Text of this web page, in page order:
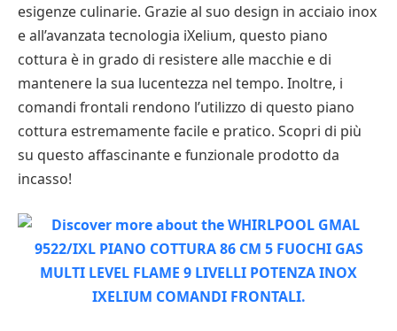
esigenze culinarie. Grazie al suo design in acciaio inox
e all’avanzata tecnologia iXelium, questo piano
cottura è in grado di resistere alle macchie e di
mantenere la sua lucentezza nel tempo. Inoltre, i
comandi frontali rendono l’utilizzo di questo piano
cottura estremamente facile e pratico. Scopri di più
su questo affascinante e funzionale prodotto da
incasso!